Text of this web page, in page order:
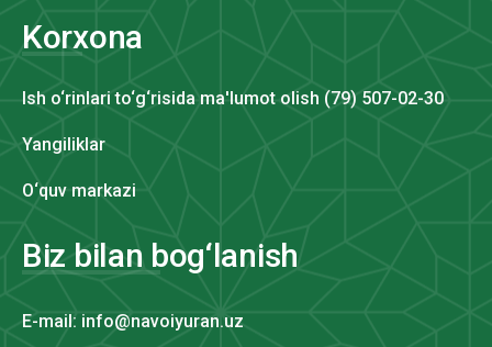
Korxona
Ish o‘rinlari to‘g‘risida ma'lumot olish (79) 507-02-30
Yangiliklar
O‘quv markazi
Biz bilan bog‘lanish
E-mail: info@navoiyuran.uz